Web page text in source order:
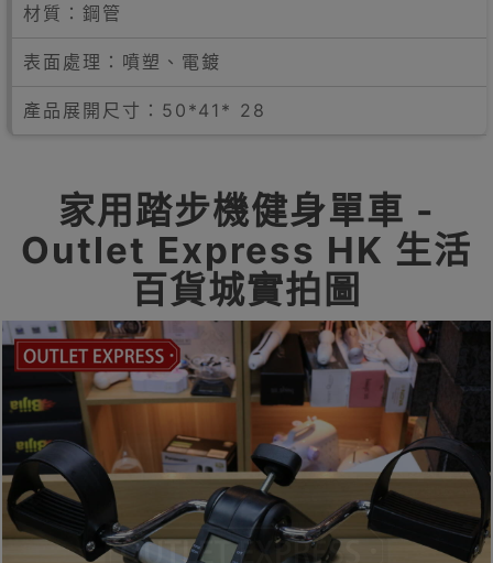
材質：鋼管
表面處理：噴塑、電鍍
產品展開尺寸：50*41* 28
家用踏步機健身單車 -
Outlet Express HK 生活
百貨城實拍圖